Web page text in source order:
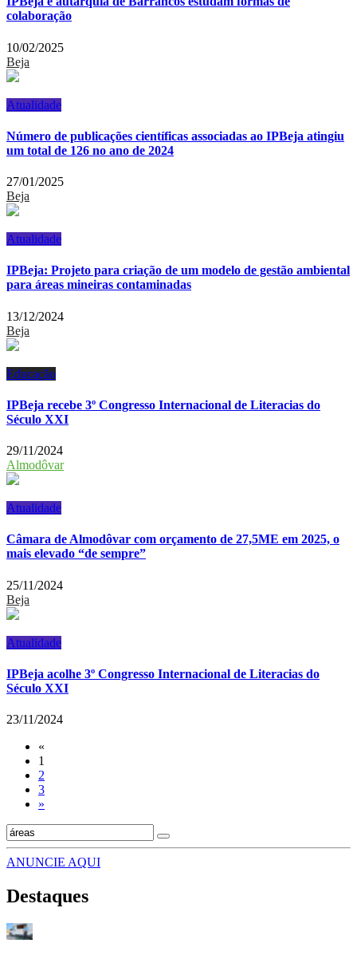
colaboração
10/02/2025
Beja
Atualidade
Número de publicações científicas associadas ao IPBeja atingiu
um total de 126 no ano de 2024
27/01/2025
Beja
Atualidade
IPBeja: Projeto para criação de um modelo de gestão ambiental
para áreas mineiras contaminadas
13/12/2024
Beja
Educação
IPBeja recebe 3º Congresso Internacional de Literacias do
Século XXI
29/11/2024
Almodôvar
Atualidade
Câmara de Almodôvar com orçamento de 27,5ME em 2025, o
mais elevado “de sempre”
25/11/2024
Beja
Atualidade
IPBeja acolhe 3º Congresso Internacional de Literacias do
Século XXI
23/11/2024
«
1
2
3
»
ANUNCIE AQUI
Destaques